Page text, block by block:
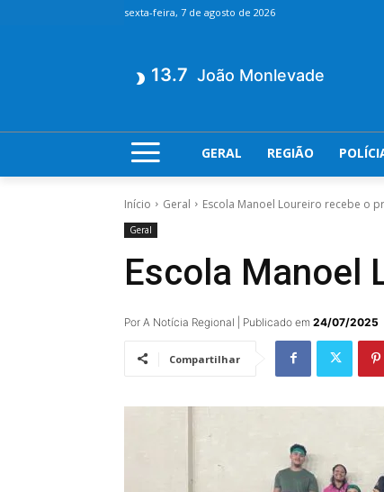
sexta-feira, 7 de agosto de 2026
13.7 João Monlevade
GERAL REGIÃO
Início Geral Escola Manoel Loureiro recebe o
Geral
Escola Manoel
Por A Notícia Regional | Publicado em 24/07/2025
Compartilhar